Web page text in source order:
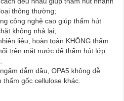
thông thường;
công nghệ cao giúp thấm hút
không nhả lại;
liệu, hoàn toàn KHÔNG thấm
trên mặt nước để thấm hút lớp
dẫm dầu, OPA5 không dễ
gốc cellulose khác.